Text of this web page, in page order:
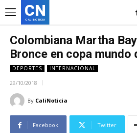
CN
CALI NOTICIA
Colombiana Martha
Bronce en copa mundo
DEPORTES INTERNACIONAL
29/10/2018
By CaliNoticia
Facebook Twitter